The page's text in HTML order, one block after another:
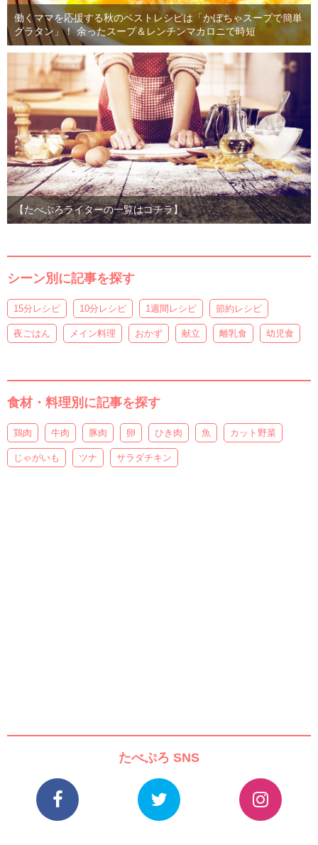
働くママを応援する秋のベストレシピは「かぼちゃスープで簡単
グラタン」！ 余ったスープ＆レンチンマカロニで時短
【たべぷろライターの一覧はコチラ】
シーン別に記事を探す
15分レシピ 10分レシピ 1週間レシピ 節約レシピ
夜ごはん メイン料理 おかず 献立 離乳食 幼児食
食材・料理別に記事を探す
鶏肉 牛肉 豚肉 卵 ひき肉 魚 カット野菜
じゃがいも ツナ サラダチキン
たべぷろ SNS